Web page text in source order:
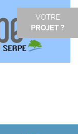
VOTRE
PROJET ?